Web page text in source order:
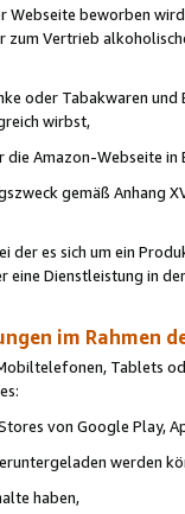
beworben
Vertrieb
oder Tabakwaren
wirbst,
Amazon-Webseite in
gemäß Anhang
es sich um ein
Dienstleistung in
im Rahmen
Tablets
von Google Play,
werden
haben,